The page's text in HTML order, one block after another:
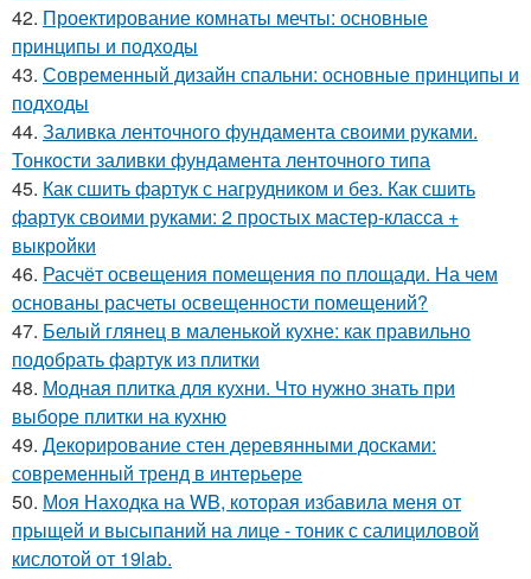
42. Проектирование комнаты мечты: основные
принципы и подходы
43. Современный дизайн спальни: основные принципы и
подходы
44. Заливка ленточного фундамента своими руками.
Тонкости заливки фундамента ленточного типа
45. Как сшить фартук с нагрудником и без. Как сшить
фартук своими руками: 2 простых мастер-класса +
выкройки
46. Расчёт освещения помещения по площади. На чем
основаны расчеты освещенности помещений?
47. Белый глянец в маленькой кухне: как правильно
подобрать фартук из плитки
48. Модная плитка для кухни. Что нужно знать при
выборе плитки на кухню
49. Декорирование стен деревянными досками:
современный тренд в интерьере
50. Моя Находка на WB, которая избавила меня от
прыщей и высыпаний на лице - тоник с салициловой
кислотой от 19lab.